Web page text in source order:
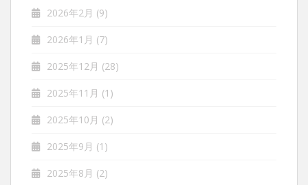
2026年2月 (9)
2026年1月 (7)
2025年12月 (28)
2025年11月 (1)
2025年10月 (2)
2025年9月 (1)
2025年8月 (2)